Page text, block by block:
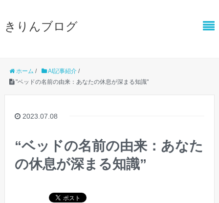
きりんブログ
ホーム / AI記事紹介/
"ベッドの名前の由来：あなたの休息が深まる知識"
2023.07.08
“ベッドの名前の由来：あなた
の休息が深まる知識”